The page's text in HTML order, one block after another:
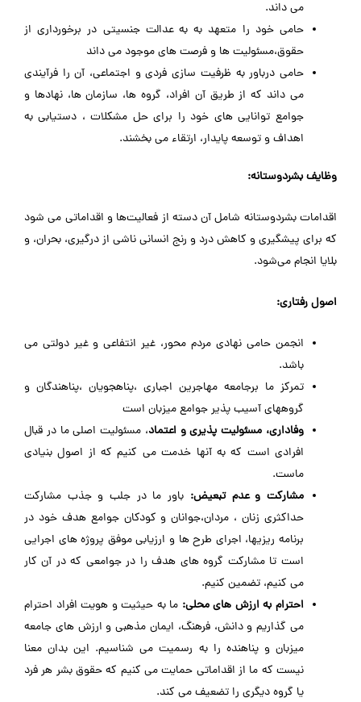
می داند.
حامی خود را متعهد به به عدالت جنسیتی در برخورداری از
حقوق،مسئولیت ها و فرصت های موجود می داند
حامی درباور به ظرفیت سازی فردی و اجتماعی، آن را فرآیندی
می داند که از طریق آن افراد، گروه ها، سازمان ها، نهادها و
جوامع توانایی های خود را برای حل مشکلات ، دستیابی به
اهداف و توسعه پایدار، ارتقاء می بخشند.
وظایف بشردوستانه:
اقدامات بشردوستانه شامل آن دسته از فعالیت‌ها و اقداماتی می شود
که برای پیشگیری و کاهش درد و رنج انسانی ناشی از درگیری، بحران، و
بلایا انجام می‌شود.
اصول رفتاری:
انجمن حامی نهادی مردم محور، غیر انتفاعی و غیر دولتی می
باشد.
تمرکز ما برجامعه مهاجرین اجباری ،پناهجویان ،پناهندگان و
گروههای آسیب پذیر جوامع میزبان است
وفاداری، مسئولیت پذیری و اعتماد، مسئولیت اصلی ما در قبال
افرادی است که به آنها خدمت می کنیم که از اصول بنیادی
ماست.
مشارکت و عدم تبعیض: باور ما در جلب و جذب مشارکت
حداکثری زنان ، مردان،جوانان و کودکان جوامع هدف خود در
برنامه ریزیها، اجرای طرح ها و ارزیابی موفق پروژه های اجرایی
است تا مشارکت گروه های هدف را در جوامعی که در آن کار
می کنیم، تضمین کنیم.
احترام به ارزش های محلی: ما به حیثیت و هویت افراد احترام
می گذاریم و دانش، فرهنگ، ایمان مذهبی و ارزش های جامعه
میزبان و پناهنده را به رسمیت می شناسیم. این بدان معنا
نیست که ما از اقداماتی حمایت می کنیم که حقوق بشر هر فرد
یا گروه دیگری را تضعیف می کند.